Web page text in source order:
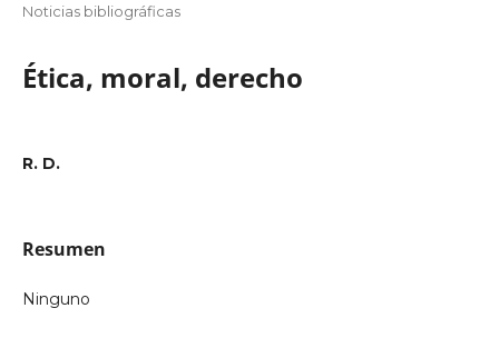
Noticias bibliográficas
Ética, moral, derecho
R. D.
Resumen
Ninguno